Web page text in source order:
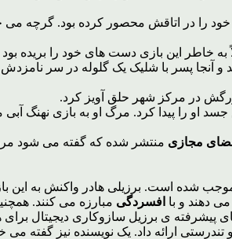
را در اتاقش محصور کرده بود. گرچه می
به خاطر این بازی دست های خود را
و آنجا پسر با شلیک یک گلوله در سر
در مرکز شهر حلق آویز کرد.
را پیدا کرد. مرگ او به بازی نهنگ آبی
مجازی منتشر شده که گفته می شود
شده است. برزیلی هادر واکنش به این
دهند و با افسردگی مبارزه می کنند.
پیشرفته ی برزیل سازوکاری دیجیتال